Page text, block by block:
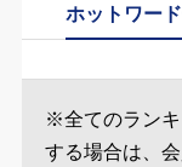
ホットワー
※全てのラン
する場合は、